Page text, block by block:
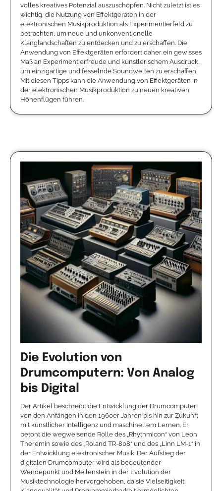
volles kreatives Potenzial auszuschöpfen. Nicht zuletzt ist es
wichtig, die Nutzung von Effektgeräten in der
elektronischen Musikproduktion als Experimentierfeld zu
betrachten, um neue und unkonventionelle
Klanglandschaften zu entdecken und zu erschaffen. Die
Anwendung von Effektgeräten erfordert daher ein gewisses
Maß an Experimentierfreude und künstlerischem Ausdruck,
um einzigartige und fesselnde Soundwelten zu erschaffen.
Mit diesen Tipps kann die Anwendung von Effektgeräten in
der elektronischen Musikproduktion zu neuen kreativen
Höhenflügen führen.
Die Evolution von
Drumcomputern: Von Analog
bis Digital
Der Artikel beschreibt die Entwicklung der Drumcomputer
von den Anfängen in den 1960er Jahren bis hin zur Zukunft
mit künstlicher Intelligenz und maschinellem Lernen. Er
betont die wegweisende Rolle des „Rhythmicon“ von Leon
Theremin sowie des „Roland TR-808“ und des „Linn LM-1“ in
der Entwicklung elektronischer Musik. Der Aufstieg der
digitalen Drumcomputer wird als bedeutender
Wendepunkt und Meilenstein in der Evolution der
Musiktechnologie hervorgehoben, da sie Vielseitigkeit,